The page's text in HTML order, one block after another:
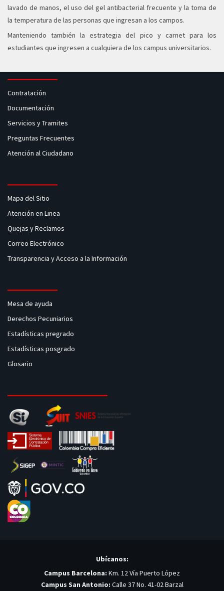
lavado de manos, el uso del gel antibacterial frecuente y la toma de
la temperatura de las personas que ingresan a los campos.
Manteniendo también la estrategia del pico y carnet para los
estudiantes que ingresen a cualquiera de los campus universitarios.
Contratación
Documentación
Servicios y Tramites
Preguntas Frecuentes
Atención al Ciudadano
Mapa del Sitio
Atención en Linea
Quejas y Reclamos
Correo Electrónico
Transparencia y Acceso a la Información
Mesa de ayuda
Derechos Pecuniarios
Estadísticas pregrado
Estadísticas posgrado
Glosario
Ubícanos:
Campus Barcelona: Km. 12 Vía Puerto López
Campus San Antonio: Calle 37 No. 41-02 Barzal